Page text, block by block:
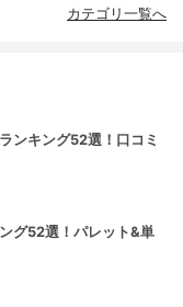
カテゴリ一覧へ
ンキング52選！口コミ
グ52選！パレット&単